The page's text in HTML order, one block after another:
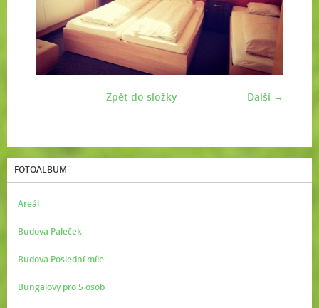
Další →
Zpět do složky
FOTOALBUM
Areál
Budova Paleček
Budova Poslední míle
Bungalovy pro 5 osob